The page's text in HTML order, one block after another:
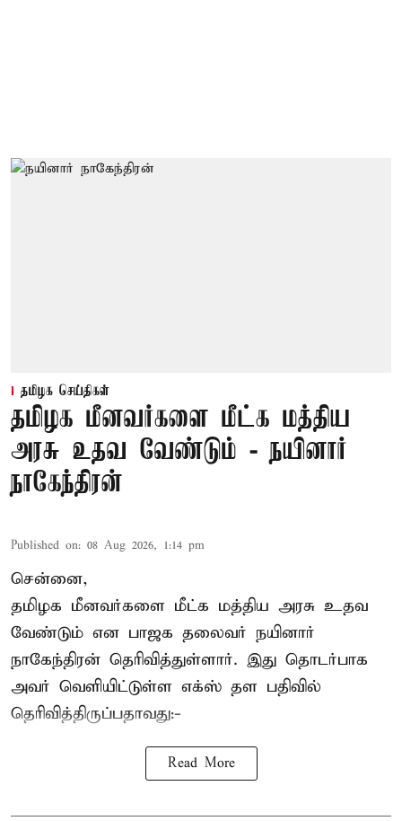
தமிழக செய்திகள்
தமிழக மீனவர்களை மீட்க மத்திய
அரசு உதவ வேண்டும் - நயினார்
நாகேந்திரன்
Published on: 08 Aug 2026, 1:14 pm
சென்னை,
தமிழக மீனவர்களை மீட்க மத்திய அரசு உதவ
வேண்டும் என பாஜக தலைவர் நயினார்
நாகேந்திரன் தெரிவித்துள்ளார். இது தொடர்பாக
அவர் வெளியிட்டுள்ள எக்ஸ் தள பதிவில்
தெரிவித்திருப்பதாவது:-
Read More